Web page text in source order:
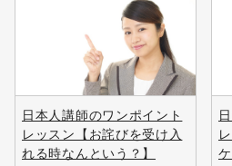
日本人講師のワンポイント
レッスン【お詫びを受け入
れる時なんという？】